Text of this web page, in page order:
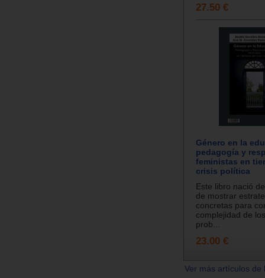
27.50 €
Género en la
pedagogía y
feministas en
crisis política
Este libro nació
de mostrar
concretas para
complejidad de
prob...
23.00 €
Ver más artículos